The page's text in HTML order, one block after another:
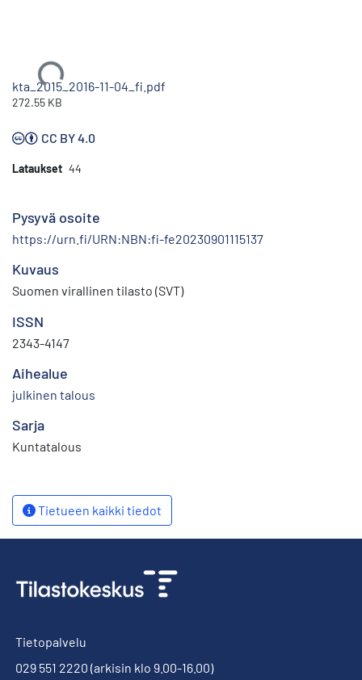
Ladataan...
kta_2015_2016-11-04_fi.pdf
272.55 KB
CC BY 4.0
Lataukset 44
Pysyvä osoite
https://urn.fi/URN:NBN:fi-fe20230901115137
Kuvaus
Suomen virallinen tilasto (SVT)
ISSN
2343-4147
Aihealue
julkinen talous
Sarja
Kuntatalous
Tietueen kaikki tiedot
Tietopalvelu
029 551 2220 (arkisin klo 9.00-16.00)